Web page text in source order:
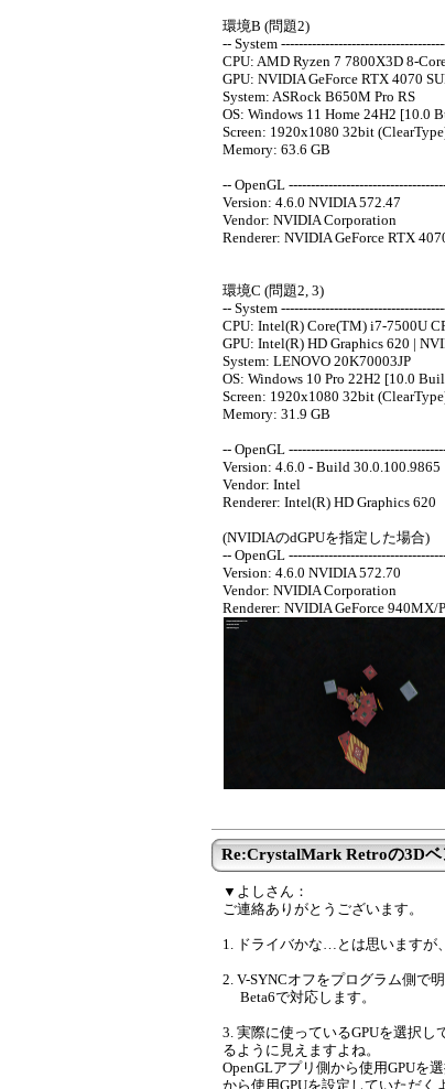
環境B (問題2)
-- System
CPU: AMD Ryzen 7 7800X3D 8-
GPU: NVIDIA GeForce RTX 4070
System: ASRock B650M Pro RS
OS: Windows 11 Home 24H2 [10.0
Screen: 1920x1080 32bit
Memory: 63.6 GB
-- OpenGL
Version: 4.6.0 NVIDIA 572.47
Vendor: NVIDIA Corporation
Renderer: NVIDIA GeForce RTX
環境C (問題2, 3)
-- System
CPU: Intel(R) Core(TM) i7-7500U
GPU: Intel(R) HD Graphics 620 |
System: LENOVO 20K70003JP
OS: Windows 10 Pro 22H2 [10.0
Screen: 1920x1080 32bit
Memory: 31.9 GB
-- OpenGL
Version: 4.6.0 - Build 30.0.100.9865
Vendor: Intel
Renderer: Intel(R) HD Graphics 620
(NVIDIAのdGPUを指定した場合)
-- OpenGL
Version: 4.6.0 NVIDIA 572.70
Vendor: NVIDIA Corporation
Renderer: NVIDIA GeForce 940MX/
Re:CrystalMark Retroの3Dベ
▼よしさん：
ご連絡ありがとうございます。
1. ドライバかな…とは思いますが
2. V-SYNCオフをプログラム側で
Beta6で対応します。
3. 実際に使っているGPUを選択
るように見えますよね。
OpenGLアプリ側から使用GPUを
から使用GPUを設定していただく